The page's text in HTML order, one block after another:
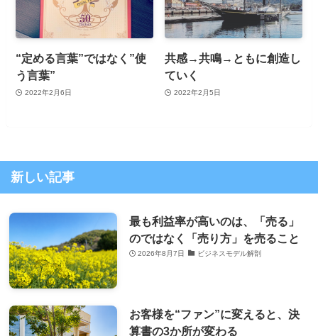
“定める言葉”ではなく”使
う言葉”
2022年2月6日
共感→共鳴→ともに創造し
ていく
2022年2月5日
新しい記事
最も利益率が高いのは、「売る」
のではなく「売り方」を売ること
2026年8月7日 ビジネスモデル解剖
お客様を“ファン”に変えると、決
算書の3か所が変わる